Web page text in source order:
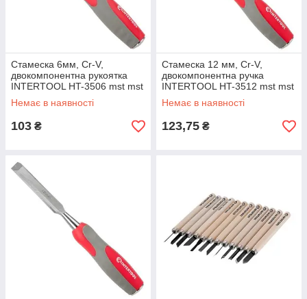
Стамеска 6мм, Cr-V,
двокомпонентна рукоятка
INTERTOOL HT-3506 mst mst
Немає в наявності
103 ₴
Стамеска 12 мм, Сr-V,
двокомпонентна ручка
INTERTOOL HT-3512 mst mst
Немає в наявності
123,75 ₴